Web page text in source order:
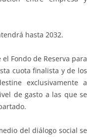
hasta 2032.
Fondo de Reserva para
cuota finalista y de los
exclusivamente a
de gasto a las que se
del diálogo social se